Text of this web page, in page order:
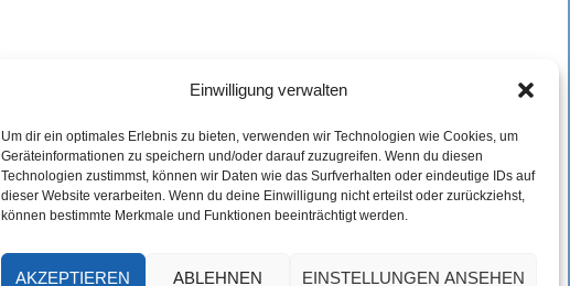
Einwilligung verwalten
Um dir ein optimales Erlebnis zu bieten, verwenden wir Technologien wie Cookies, um
Geräteinformationen zu speichern und/oder darauf zuzugreifen. Wenn du diesen
Technologien zustimmst, können wir Daten wie das Surfverhalten oder eindeutige IDs auf
dieser Website verarbeiten. Wenn du deine Einwilligung nicht erteilst oder zurückziehst,
können bestimmte Merkmale und Funktionen beeinträchtigt werden.
AKZEPTIEREN ABLEHNEN EINSTELLUNGEN ANSEHEN